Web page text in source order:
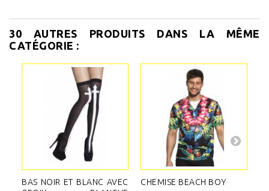
30 AUTRES PRODUITS DANS LA MÊME
CATÉGORIE :
BAS NOIR ET BLANC AVEC
CHEMISE BEACH BOY